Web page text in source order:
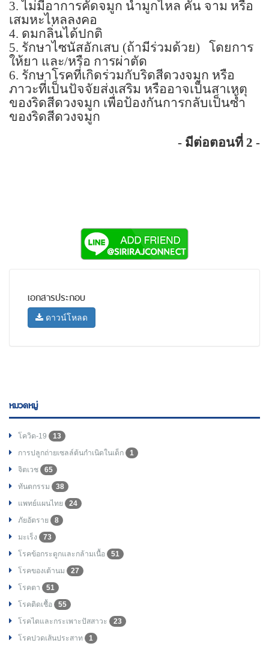
3.ไม่มีอาการคัดจมูก น้ำมูกไหล คัน จาม หรือ
เสมหะไหลลงคอ
4. ดมกลิ่นได้ปกติ
5. รักษาไซนัสอักเสบ (ถ้ามีร่วมด้วย)
โดยการ
ให้ยา และ/หรือ การผ่าตัด
6. รักษาโรคที่เกิดร่วมกับริดสีดวงจมูก หรือ
ภาวะที่เป็นปัจจัยส่งเสริม หรืออาจเป็นสาเหตุ
ของริดสีดวงจมูก เพื่อป้องกันการกลับเป็นซ้ำ
ของริดสีดวงจมูก
- มีต่อตอนที่ 2 -
เอกสารประกอบ
ดาวน์โหลด
หมวดหมู่
โควิด-19
13
การปลูกถ่ายเซลล์ต้นกำเนิดในเด็ก
1
จิตเวช
65
ทันตกรรม
38
แพทย์แผนไทย
24
ภัยอัตราย
8
มะเร็ง
73
โรคข้อกระดูกและกล้ามเนื้อ
51
โรคของเต้านม
27
โรคตา
51
โรคติดเชื้อ
55
โรคไตและกระเพาะปัสสาวะ
23
โรคปวดเส้นประสาท
1